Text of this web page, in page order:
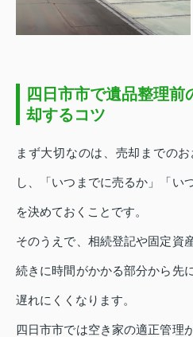
四日市市で遺品整理前
却するコツ
まず大切なのは、売却までの
し、「いつまでに売るか」「い
を決めておくことです。
そのうえで、相続登記や固定資
続きに時間がかかる部分から先
遅れにくくなります。
四日市市では空き家の適正管理